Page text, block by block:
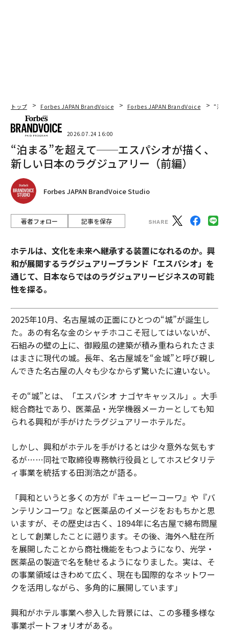
トップ Forbes JAPAN BrandVoice Forbes JAPAN BrandVoice “泊
2026.07.24 16:00
“泊まる”を超えて──エスパシオが描く、
新しい日本のラグジュアリー（前編）
Forbes JAPAN BrandVoice Studio
著者フォロー 記事を保存
ホテルは、文化を未来へ継承する装置になれるのか。興
和が展開するラグジュアリーブランド「エスパシオ」を
通じて、日本ならではのラグジュアリービジネスの可能
性を探る。
2025年10月、名古屋城の正面にひとつの“城”が誕生し
た。あの有名な金のシャチホコこそ冠してはいないが、
石組みの壁の上に、御殿風の建築が積み重ねられたさま
はまさに現代の城。長年、名古屋城を“金城”と呼び親し
んできた名古屋の人々も少なからず驚いたに違いない。
その“城”とは、「エスパシオ ナゴヤキャッスル」。大手
総合商社であり、医薬品・光学機器メーカーとしても知
られる興和が手がけたラグジュアリーホテルだ。
しかし、興和がホテルを手がけるとは少々意外な気もす
るが……同社で取締役専務執行役員としてホスピタリテ
ィ事業を統括する田渕浩之が語る。
「興和というと多くの方が『キューピーコーワ』や『バ
ンテリンコーワ』など医薬品のイメージをおもちかと思
いますが、その歴史は古く、1894年に名古屋で綿布問屋
として創業したことに遡ります。その後、海外へ駐在所
を展開したことから商社機能をもつようになり、光学・
医薬品の製造で名を馳せるようになりました。実は、そ
の事業領域はきわめて広く、現在も国際的なネットワー
クを活用しながら、多角的に展開しています」
興和がホテル事業へ参入した背景には、この多種多様な
事業ポートフォリオがある。